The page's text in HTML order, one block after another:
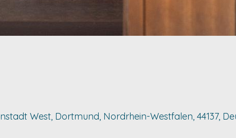
West, Dortmund, Nordrhein-Westfalen, 44137,